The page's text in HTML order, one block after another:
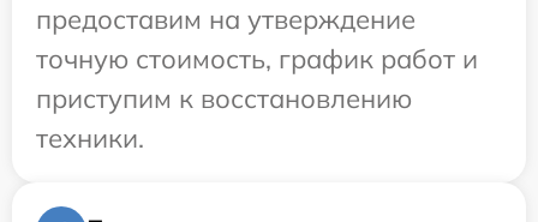
предоставим на утверждение
точную стоимость, график работ и
приступим к восстановлению
техники.